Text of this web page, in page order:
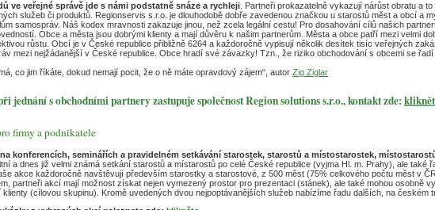
ve veřejné správě jde s námi podstatně snáze a rychleji . Partneři prokazatelně vykazují nárůst obratu a
služeb či produktů. Regionservis s.r.o. je dlouhodobě dobře zavedenou značkou u starostů měst a obcí a
samospráv. Náš kodex mravnosti zakazuje jinou, než zcela legální cestu! Pro dosahování cílů našich
Obce a města jsou dobrými klienty a mají důvěru k našim partnerům. Města a obce patří mezi velmi
růstu. Obcí je v České republice přibližně 6264 a každoročně vypisují několik desítek tisíc veřejných
mezi nejžádanější v České republice. Obce hradí své závazky! Tzn., že riziko obchodování s obcemi se
co jim říkáte, dokud nemají pocit, že o ně máte opravdový zájem“, autor Zig Ziglar
jednání s obchodními partnery zastupuje společnost Region solutions s.r.o., kontakt zde:
firmy a podnikatele
konferencích, seminářích a pravidelném setkávání starostek, starostů a místostarostek,
a dnes již velmi známá setkání starostů a místarostů po celé České republice (vyjma Hl. m. Prahy), ale také
akce každoročně navštěvují především starostky a starostové, z 500 měst (75% celkového počtu měst v
partneři akcí mají možnost získat nejen vymezený prostor pro prezentaci (stánek), ale také mohou osobně
(cílovou skupinu). Kromě uvedených dvou nejpoptávanějších služeb nabízíme řadu dalších, na českém